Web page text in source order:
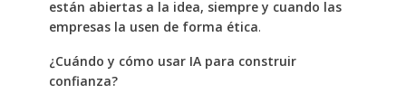
están abiertas a la idea, siempre y cuando las
empresas la usen de forma ética.
¿Cuándo y cómo usar IA para construir
confianza?